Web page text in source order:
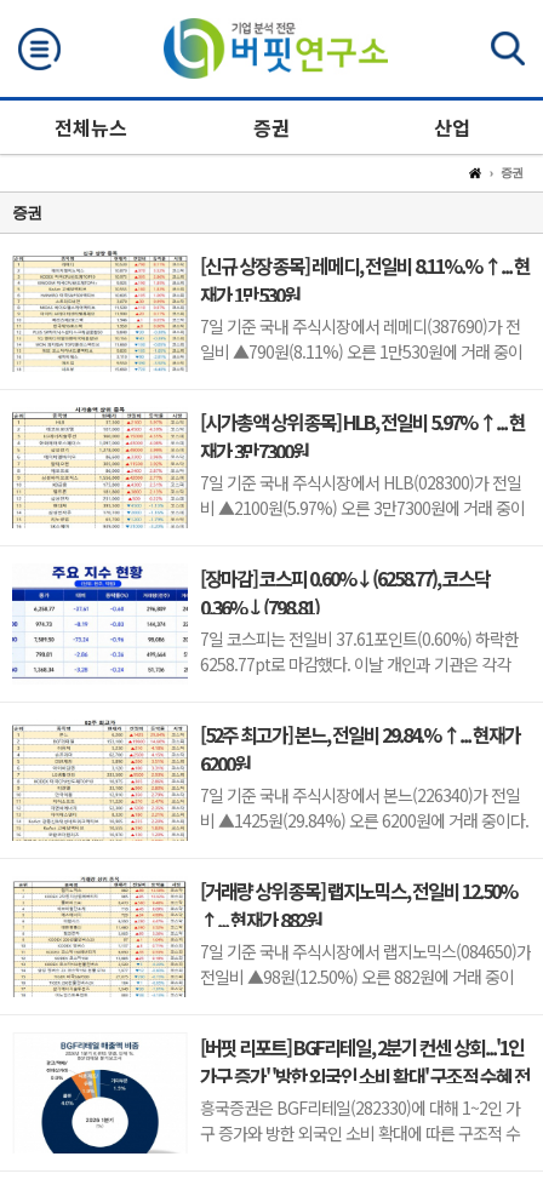
전체뉴스 증권 산업
증권
증권
[신규 상장 종목] 레메디, 전일비 8.11%.% ↑... 현
재가 1만530원
7일 기준 국내 주식시장에서 레메디(387690)가 전
일비 ▲790원(8.11%) 오른 1만530원에 거래 중이
라 주가 변동성이 나타날 수 있다.이어 에이치엘지노
믹스(0156T0, 1만870원, ▲370, 3.52%), 스트라드
비젼(475040, 3070원, ▲30, 0.99%), 세미티에스
(0017J0, 3110...
[시가총액 상위 종목] HLB, 전일비 5.97% ↑... 현
재가 3만7300원
7일 기준 국내 주식시장에서 HLB(028300)가 전일
비 ▲2100원(5.97%) 오른 3만7300원에 거래 중이
판매 기대감 등에 따라 주가 변동성이 나타날 수 있
다.이어 에코프로비엠(247540, 10만7000원,
▲4500, 4.39%), LG에너지솔루션(373220, 36만
원, ▲1만5000, 4.35%), 한...
[장마감] 코스피 0.60%↓(6258.77), 코스닥
0.36%↓(798.81)
7일 코스피는 전일비 37.61포인트(0.60%) 하락한
6258.77pt로 마감했다. 이날 개인과 기관은 각각
(0.36%) 하락한 798.81pt로 마쳤다. 이날 개인은
3798억원 순매수했고, 외국인과 기관은 각각 2943
억원, 1049억원 순매도했다.임정은 KB증권 연구원
은 KB리서치 장마감...
[52주 최고가] 본느, 전일비 29.84.% ↑... 현재가
6200원
7일 기준 국내 주식시장에서 본느(226340)가 전일
비 ▲1425원(29.84%) 오른 6200원에 거래 중이다.
업을 전개하고 있다. K뷰티 수출 확대와 실적 성장
기대감에 따라 주가 변동성이 나타날 수 있다.이어
BGF리테일(282330, 15만3100원, ▲1만9600, 1...
[거래량 상위 종목] 랩지노믹스, 전일비 12.50%
↑... 현재가 882원
7일 기준 국내 주식시장에서 랩지노믹스(084650)가
전일비 ▲98원(12.50%) 오른 882원에 거래 중이
을 주요 사업으로 영위하고 있다. 바이오·진단 업종
투자심리와 수급 변화에 따라 주가 변동성이 나타날
수 있다.이어 폴라리스AI(039980, 6...
[버핏 리포트] BGF리테일, 2분기 컨센 상회...'1인
가구 증가' '방한 외국인 소비 확대' 구조적 수혜 전
망 - 흥국
흥국증권은 BGF리테일(282330)에 대해 1~2인 가
구 증가와 방한 외국인 소비 확대에 따른 구조적 수
검색